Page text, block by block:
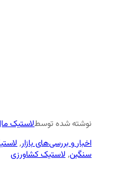
نوشته شده توسطلاستیک
اخبار و بررسی‌های بازار,
سنگین, لاستیک کشاورزی